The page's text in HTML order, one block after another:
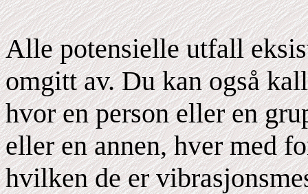
Alle potensielle utfall
omgitt av. Du kan også
hvor en person eller en
eller en annen, hver med
hvilken de er